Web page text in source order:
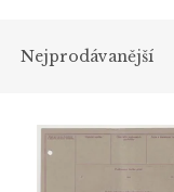
Nejprodávanější